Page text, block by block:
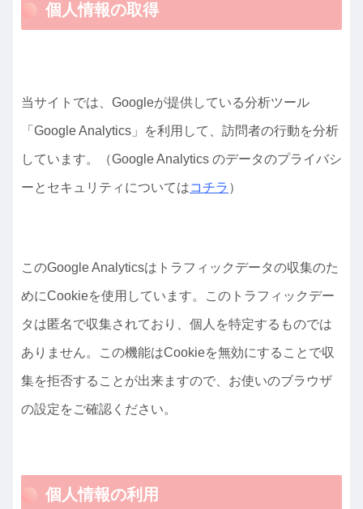
個人情報の取得
当サイトでは、Googleが提供している分析ツール
「Google Analytics」を利用して、訪問者の行動を分析
しています。（Google Analytics のデータのプライバシ
ーとセキュリティについてはコチラ ）
このGoogle Analyticsはトラフィックデータの収集のた
めにCookieを使用しています。このトラフィックデー
タは匿名で収集されており、個人を特定するものでは
ありません。この機能はCookieを無効にすることで収
集を拒否することが出来ますので、お使いのブラウザ
の設定をご確認ください。
個人情報の利用